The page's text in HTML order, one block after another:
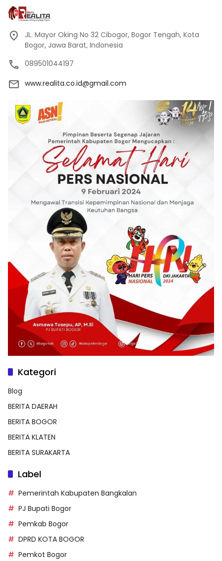
JL. Mayor Oking No 32 Cibogor, Bogor Tengah, Kota
Bogor, Jawa Barat, Indonesia
089501044197
www.realita.co.id@gmail.com
Kategori
Blog
BERITA DAERAH
BERITA BOGOR
BERITA KLATEN
BERITA SURAKARTA
Label
Pemerintah Kabupaten Bangkalan
PJ Bupati Bogor
Pemkab Bogor
DPRD KOTA BOGOR
Pemkot Bogor